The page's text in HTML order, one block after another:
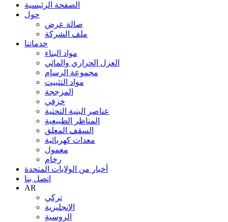
الصفحة الرئيسية
حول
صالة عرض
ملف الشركة
خدماتنا
مواد البناء
العزل الحراري والمائي
مجموعة الرسام
مواد التثبيت
المزججة
خزفي
عناصر البنية التحتية
المناظر الطبيعية
السقف المعلق
معدات كهربائية
معمول
رخام
أخبار من الولايات المتحدة
اتصل بنا
AR
تركي
الإنجليزية
الروسية